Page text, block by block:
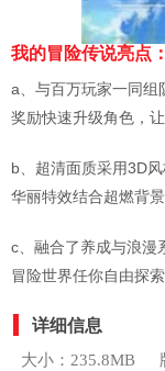
我的冒险传说亮点：
a、与百万玩家一同组
奖励快速升级角色，
b、超清面质采用3D
华丽特效结合超燃背
c、融合了养成与浪漫
冒险世界任你自由探索
详细信息
大小：235.8MB